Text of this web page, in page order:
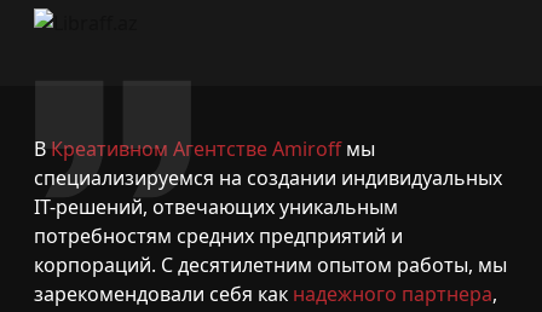
В Креативном Агентстве Amiroffмы
специализируемся на создании индивидуальных
IT-решений, отвечающих уникальным
потребностям средних предприятий и
корпораций. С десятилетним опытом работы, мы
зарекомендовали себя как надежного партнера,